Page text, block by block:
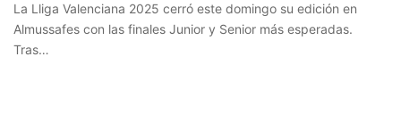
La Lliga Valenciana 2025 cerró este domingo su edición en
Almussafes con las finales Junior y Senior más esperadas.
Tras…